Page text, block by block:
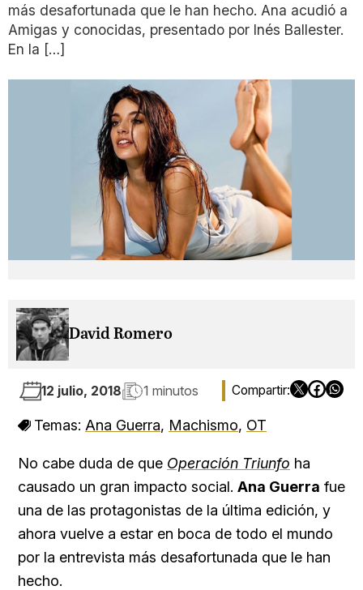
más desafortunada que le han hecho. Ana acudió a
Amigas y conocidas, presentado por Inés Ballester.
En la […]
David Romero
12 julio, 2018 1 minutos
Temas: Ana Guerra, Machismo, OT
No cabe duda de que Operación Triunfo ha
causado un gran impacto social. Ana Guerra fue
una de las protagonistas de la última edición, y
ahora vuelve a estar en boca de todo el mundo
por la entrevista más desafortunada que le han
hecho.